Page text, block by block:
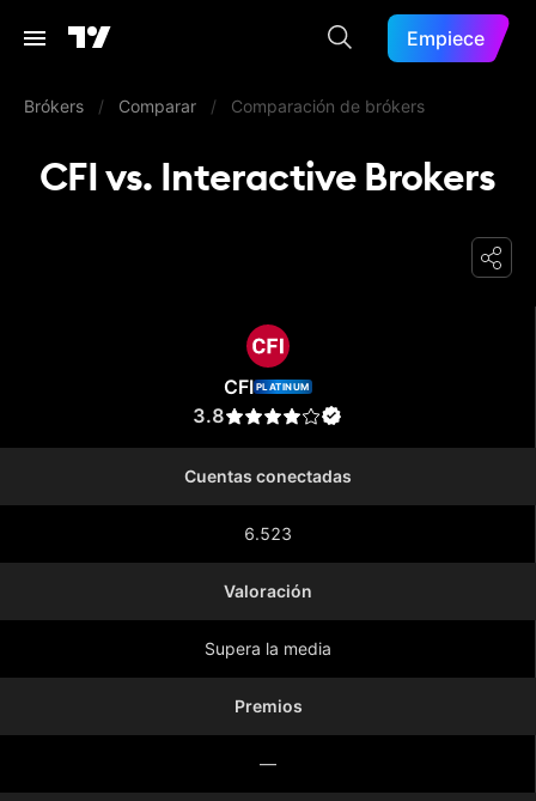
Empiece
Brókers / Comparar / Comparación de brókers
CFI vs. Interactive Brokers
CFI PLATINUM
3.8
Cuentas conectadas
6.523
Valoración
Supera la media
Premios
—